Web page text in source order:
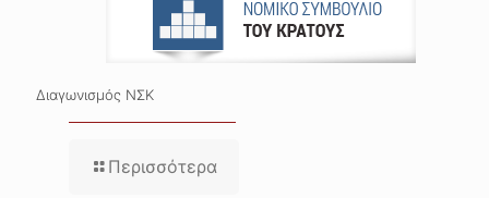
Διαγωνισμός ΝΣΚ
Περισσότερα